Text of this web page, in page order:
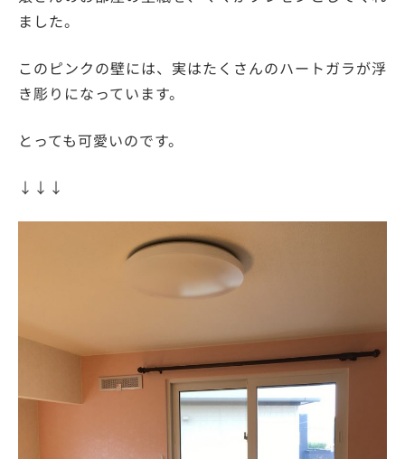
ました。
このピンクの壁には、実はたくさんのハートガラが浮
き彫りになっています。
とっても可愛いのです。
↓↓↓